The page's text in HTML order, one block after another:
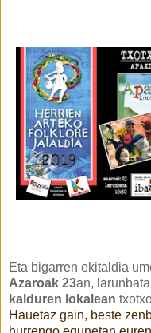
Eta bigarren ekitaldia
Azaroak 23an,
kalduren lokalean
Hauetaz gain, beste